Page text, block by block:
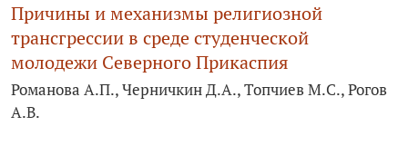
Причины и механизмы религиозной
трансгрессии в среде студенческой
молодежи Северного Прикаспия
Романова А.П., Черничкин Д.А., Топчиев М.С., Рогов
А.В.